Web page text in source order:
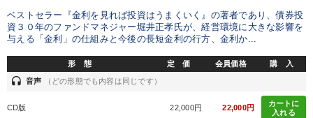
ベストセラー『金利を見れば投資はうまくいく』の著者であり、債券投
資３０年のファンドマネジャー堀井正孝氏が、経営環境に大きな影響を
与える「金利」の仕組みと今後の長短金利の行方、金利か...
形 態 定 価 会員価格 購 入
headset 音声 （どの形態でも内容は同じです）
CD版 22,000円 22,000円
カートに
入れる